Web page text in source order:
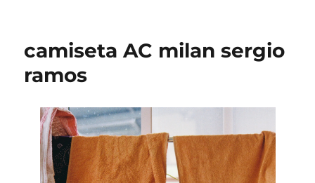
camiseta AC milan sergio
ramos